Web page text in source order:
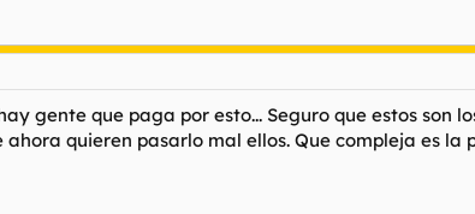
gente que paga por esto... Seguro que estos
quieren pasarlo mal ellos. Que compleja es la